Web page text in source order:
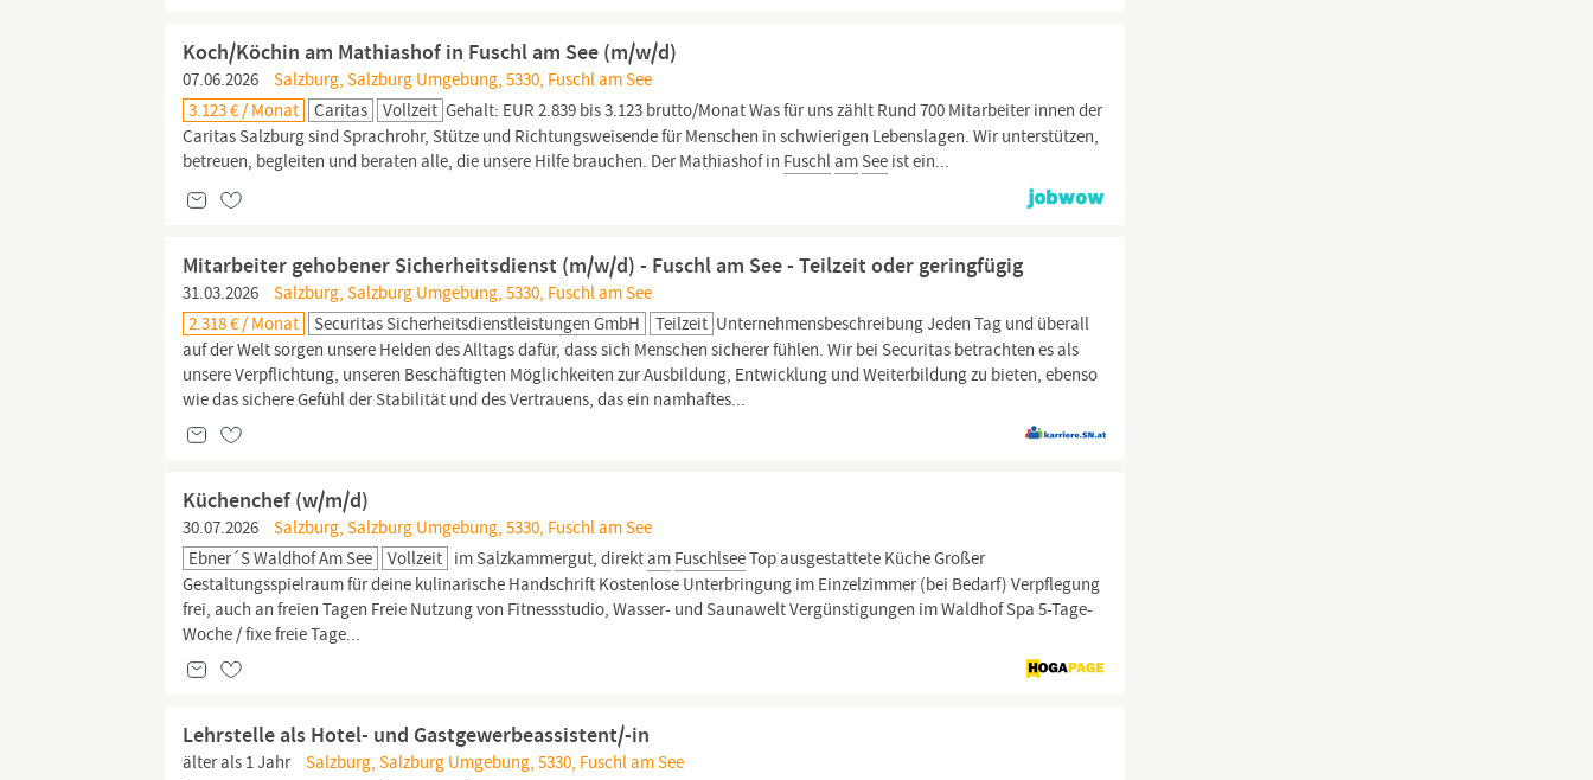
Koch/Köchin am Mathiashof in Fuschl am See (m/w/d)
07.06.2026
Salzburg, Salzburg Umgebung, 5330, Fuschl am See
3.123 € / Monat
Caritas Vollzeit Gehalt: EUR 2.839 bis 3.123 brutto/Monat Was für uns zählt Rund 700 Mitarbeiter innen der
Caritas Salzburg sind Sprachrohr, Stütze und Richtungsweisende für Menschen in schwierigen Lebenslagen. Wir unterstützen,
betreuen, begleiten und beraten alle, die unsere Hilfe brauchen. Der Mathiashof in Fuschlam See ist ein...
Mitarbeiter gehobener Sicherheitsdienst (m/w/d) - Fuschl am See - Teilzeit oder geringfügig
31.03.2026
Salzburg, Salzburg Umgebung, 5330, Fuschl am See
2.318 € / Monat
Securitas Sicherheitsdienstleistungen GmbH Teilzeit Unternehmensbeschreibung Jeden Tag und überall
auf der Welt sorgen unsere Helden des Alltags dafür, dass sich Menschen sicherer fühlen. Wir bei Securitas betrachten es als
unsere Verpflichtung, unseren Beschäftigten Möglichkeiten zur Ausbildung, Entwicklung und Weiterbildung zu bieten, ebenso
wie das sichere Gefühl der Stabilität und des Vertrauens, das ein namhaftes...
Küchenchef (w/m/d)
30.07.2026
Salzburg, Salzburg Umgebung, 5330, Fuschl am See
Ebner´s Waldhof Am See
Vollzeit im Salzkammergut, direktam FuschlseeTop ausgestattete Küche Großer
Gestaltungsspielraum für deine kulinarische Handschrift Kostenlose Unterbringung im Einzelzimmer (bei Bedarf) Verpflegung
frei, auch an freien Tagen Freie Nutzung von Fitnessstudio, Wasser- und Saunawelt Vergünstigungen im Waldhof Spa 5-Tage-
Woche / fixe freie Tage...
Lehrstelle als Hotel- und Gastgewerbeassistent/-in
älter als 1 Jahr
Salzburg, Salzburg Umgebung, 5330, Fuschl am See